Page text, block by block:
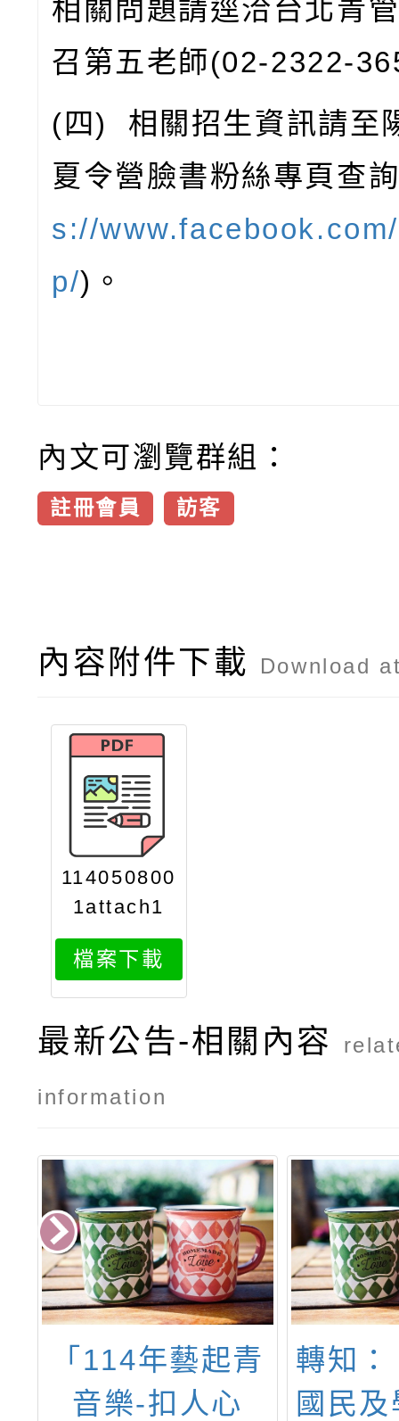
相關問題請逕洽台北青
召第五老師(02-2322-
( 四) 相關招生資訊請至
夏令營臉書粉絲專頁查
s://
p/) 。
內文可瀏覽群組：
註冊會員 訪客
內容附件下載 Download
114050800
1attach1
檔案下載
最新公告-相關內容
information
「114年藝起青
音樂-扣人心
轉知
國民